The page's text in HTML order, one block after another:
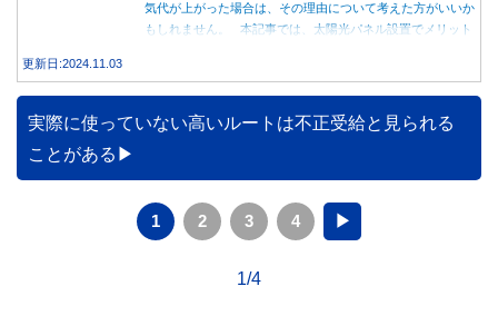
気代が上がった場合は、その理由について考えた方がいいか
もしれません。 本記事では、太陽光パネル設置でメリット
更新日:2024.11.03
実際に使っていない高いルートは不正受給と見られる
ことがある
1 2 3 4 ▶
1/4